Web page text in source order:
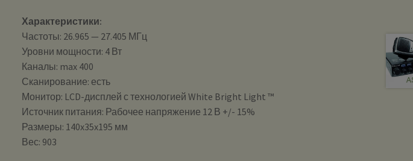
Характеристики:
Частоты: 26.965 — 27.405 МГц
Уровни мощности: 4 Вт
Каналы: max 400
Сканирование: есть
Монитор: LCD-дисплей с технологией White Bright Light ™
Источник питания: Рабочее напряжение 12 В +/- 15%
Размеры: 140x35x195 мм
Вес: 903